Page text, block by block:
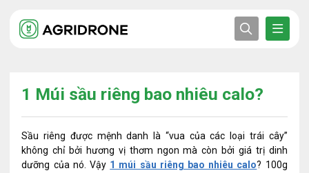
1 Múi sầu riêng bao nhiêu calo?
Sầu riêng được mệnh danh là “vua của các loại trái cây”
không chỉ bởi hương vị thơm ngon mà còn bởi giá trị dinh
dưỡng của nó. Vậy 1 múi sầu riêng bao nhiêu calo? 100g